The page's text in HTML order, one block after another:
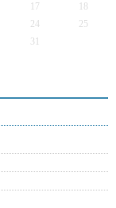
17
24
25
31